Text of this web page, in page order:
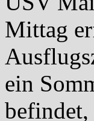
Mittag
ein